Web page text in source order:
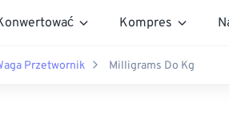
Kompres
Przetwornik Milligrams Do Kg